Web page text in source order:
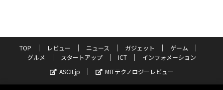
TOP レビュー ニュース ガジェット
ゲーム
グルメ
スタートアップ ICT
インフォメーション
ASCII.jp
MITテクノロジーレビュー